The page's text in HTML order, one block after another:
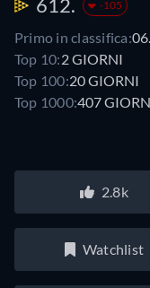
612. -105
Primo in classifica:06.
Top 10:2 GIORNI
Top 100:20 GIORNI
Top 1000:407
2.8k
Watchlist